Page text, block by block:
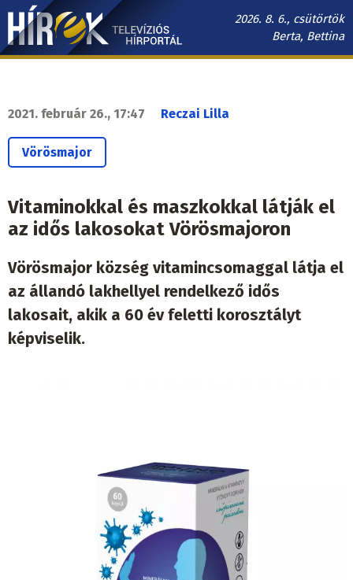
Ugrás
tartalomra
2026. 8. 6., csütörtök
Berta, Bettina
Hírek.sk
2021. február 26., 17:47 Reczai Lilla
Vörösmajor
Vitaminokkal és maszkokkal látják el
az idős lakosokat Vörösmajoron
Vörösmajor község vitamincsomaggal látja el
az állandó lakhellyel rendelkező idős
lakosait, akik a 60 év feletti korosztályt
képviselik.